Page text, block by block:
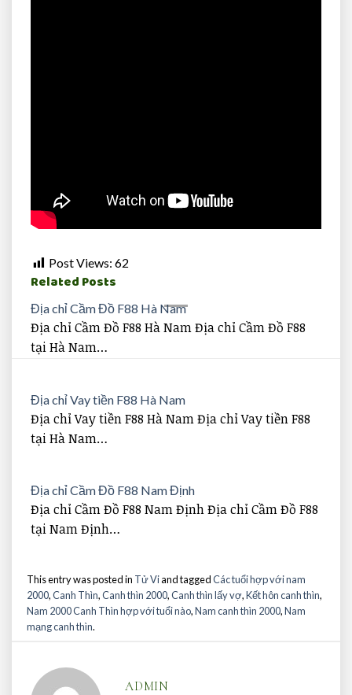
Post Views: 62
Related Posts
Địa chỉ Cầm Đồ F88 Hà Nam
Địa chỉ Cầm Đồ F88 Hà Nam Địa chỉ Cầm Đồ F88
tại Hà Nam…
Địa chỉ Vay tiền F88 Hà Nam
Địa chỉ Vay tiền F88 Hà Nam Địa chỉ Vay tiền F88
tại Hà Nam…
Địa chỉ Cầm Đồ F88 Nam Định
Địa chỉ Cầm Đồ F88 Nam Định Địa chỉ Cầm Đồ F88
tại Nam Định…
This entry was posted in Tử Viand taggedCác tuổi hợp với nam
2000,Canh Thìn,Canh thìn 2000,Canh thìn lấy vợ,Kết hôn canh thìn,
Nam 2000 Canh Thìn hợp với tuổi nào,Nam canh thìn 2000,Nam
mạng canh thìn.
ADMIN